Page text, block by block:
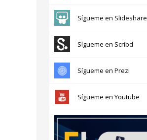
Sígueme en Slideshare
Sígueme en Scribd
Sígueme en Prezi
Sígueme en Youtube